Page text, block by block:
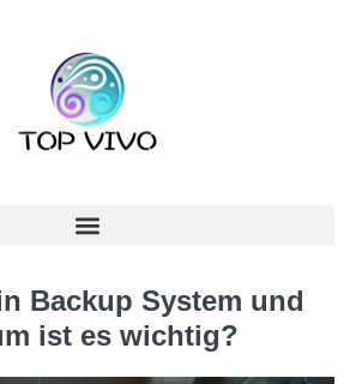
Backup System und
ist es wichtig?